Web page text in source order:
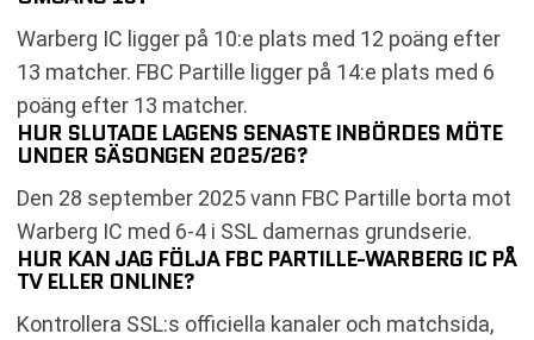
Warberg IC ligger på 10:e plats med 12 poäng efter
13 matcher. FBC Partille ligger på 14:e plats med 6
poäng efter 13 matcher.
HUR SLUTADE LAGENS SENASTE INBÖRDES MÖTE
UNDER SÄSONGEN 2025/26?
Den 28 september 2025 vann FBC Partille borta mot
Warberg IC med 6-4 i SSL damernas grundserie.
HUR KAN JAG FÖLJA FBC PARTILLE-WARBERG IC PÅ
TV ELLER ONLINE?
Kontrollera SSL:s officiella kanaler och matchsida,